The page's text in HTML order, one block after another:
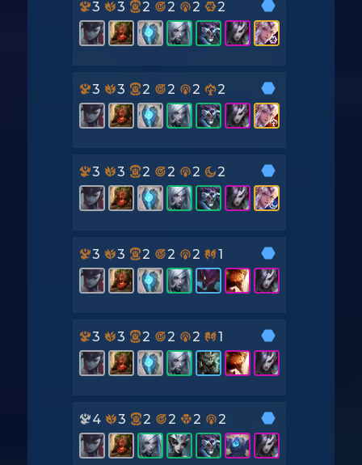
3 3 2 2 2 2
3 3 2 2 2 2
3 3 2 2 2 2
3 3 2 2 2 1
3 3 2 2 2 1
4 3 2 2 2 2